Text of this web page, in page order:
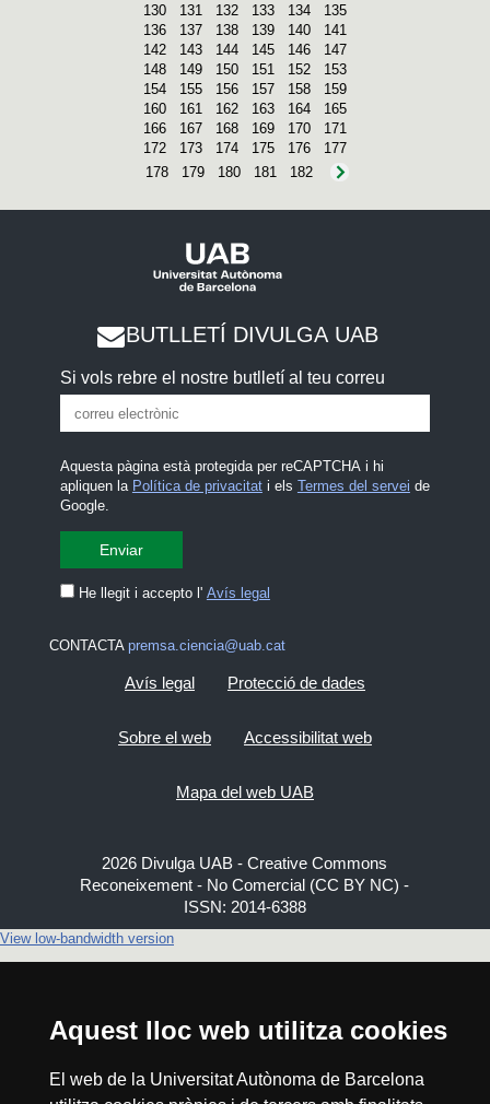
Aquest lloc web utilitza cookies
El web de la Universitat Autònoma de Barcelona
130
131 132 133 134
135
136
137 138 139 140
141
142
143 144 145 146
147
148
149 150 151 152
153
154
155 156 157 158
159
160
161 162 163 164
165
166
167 168 169 170
171
172
173 174 175 176
177
178
179 180 181 182
BUTLLETÍ DIVULGA UAB
Si vols rebre el nostre butlletí al teu correu
Aquesta pàgina està protegida per reCAPTCHA i hi
apliquen la Política de privacitati els Termes del servei de
Google.
He llegit i accepto l' Avís legal
CONTACTA premsa.ciencia@uab.cat
Avís legal Protecció de dades
Sobre el web Accessibilitat web
Mapa del web UAB
2026 Divulga UAB - Creative Commons
Reconeixement - No Comercial (CC BY NC) -
ISSN: 2014-6388
View low-bandwidth version